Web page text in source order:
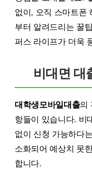
없이, 오직 스마트폰
부터 알려드리는 꿀
퍼스 라이프가 더욱
비대면 대
대학생모바일대출의
항들이 있습니다. 비
없이 신청 가능하다
소화되어 예상치 못
합니다.